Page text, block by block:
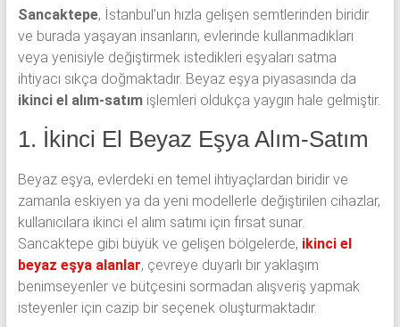
Sancaktepe, İstanbul’un hızla gelişen semtlerinden biridir
ve burada yaşayan insanların, evlerinde kullanmadıkları
veya yenisiyle değiştirmek istedikleri eşyaları satma
ihtiyacı sıkça doğmaktadır. Beyaz eşya piyasasında da
ikinci el alım-satımişlemleri oldukça yaygın hale gelmiştir.
1. İkinci El Beyaz Eşya Alım-Satım
Beyaz eşya, evlerdeki en temel ihtiyaçlardan biridir ve
zamanla eskiyen ya da yeni modellerle değiştirilen cihazlar,
kullanıcılara ikinci el alım satımı için fırsat sunar.
Sancaktepe gibi büyük ve gelişen bölgelerde, ikinci el
beyaz eşya alanlar, çevreye duyarlı bir yaklaşım
benimseyenler ve bütçesini sormadan alışveriş yapmak
isteyenler için cazip bir seçenek oluşturmaktadır.